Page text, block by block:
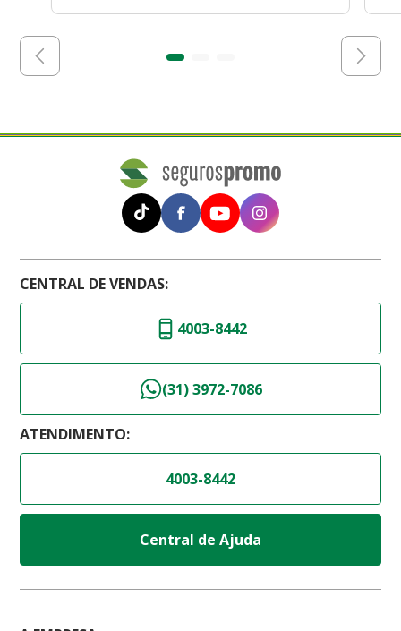
CENTRAL DE VENDAS:
4003-8442
(31) 3972-7086
ATENDIMENTO:
4003-8442
Central de Ajuda